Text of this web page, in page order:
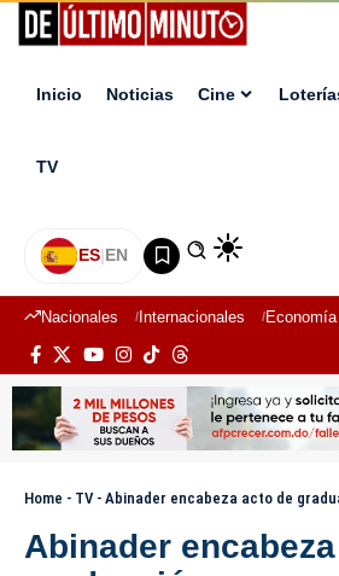
Inicio Noticias Cine
TV
ES|EN
Nacionales Internacionales Economía
Home - TV- Abinader encabeza acto de
Abinader